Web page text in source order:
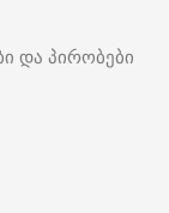
და პირობები